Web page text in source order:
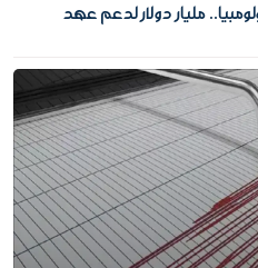
مليار دولار لدعم عهد